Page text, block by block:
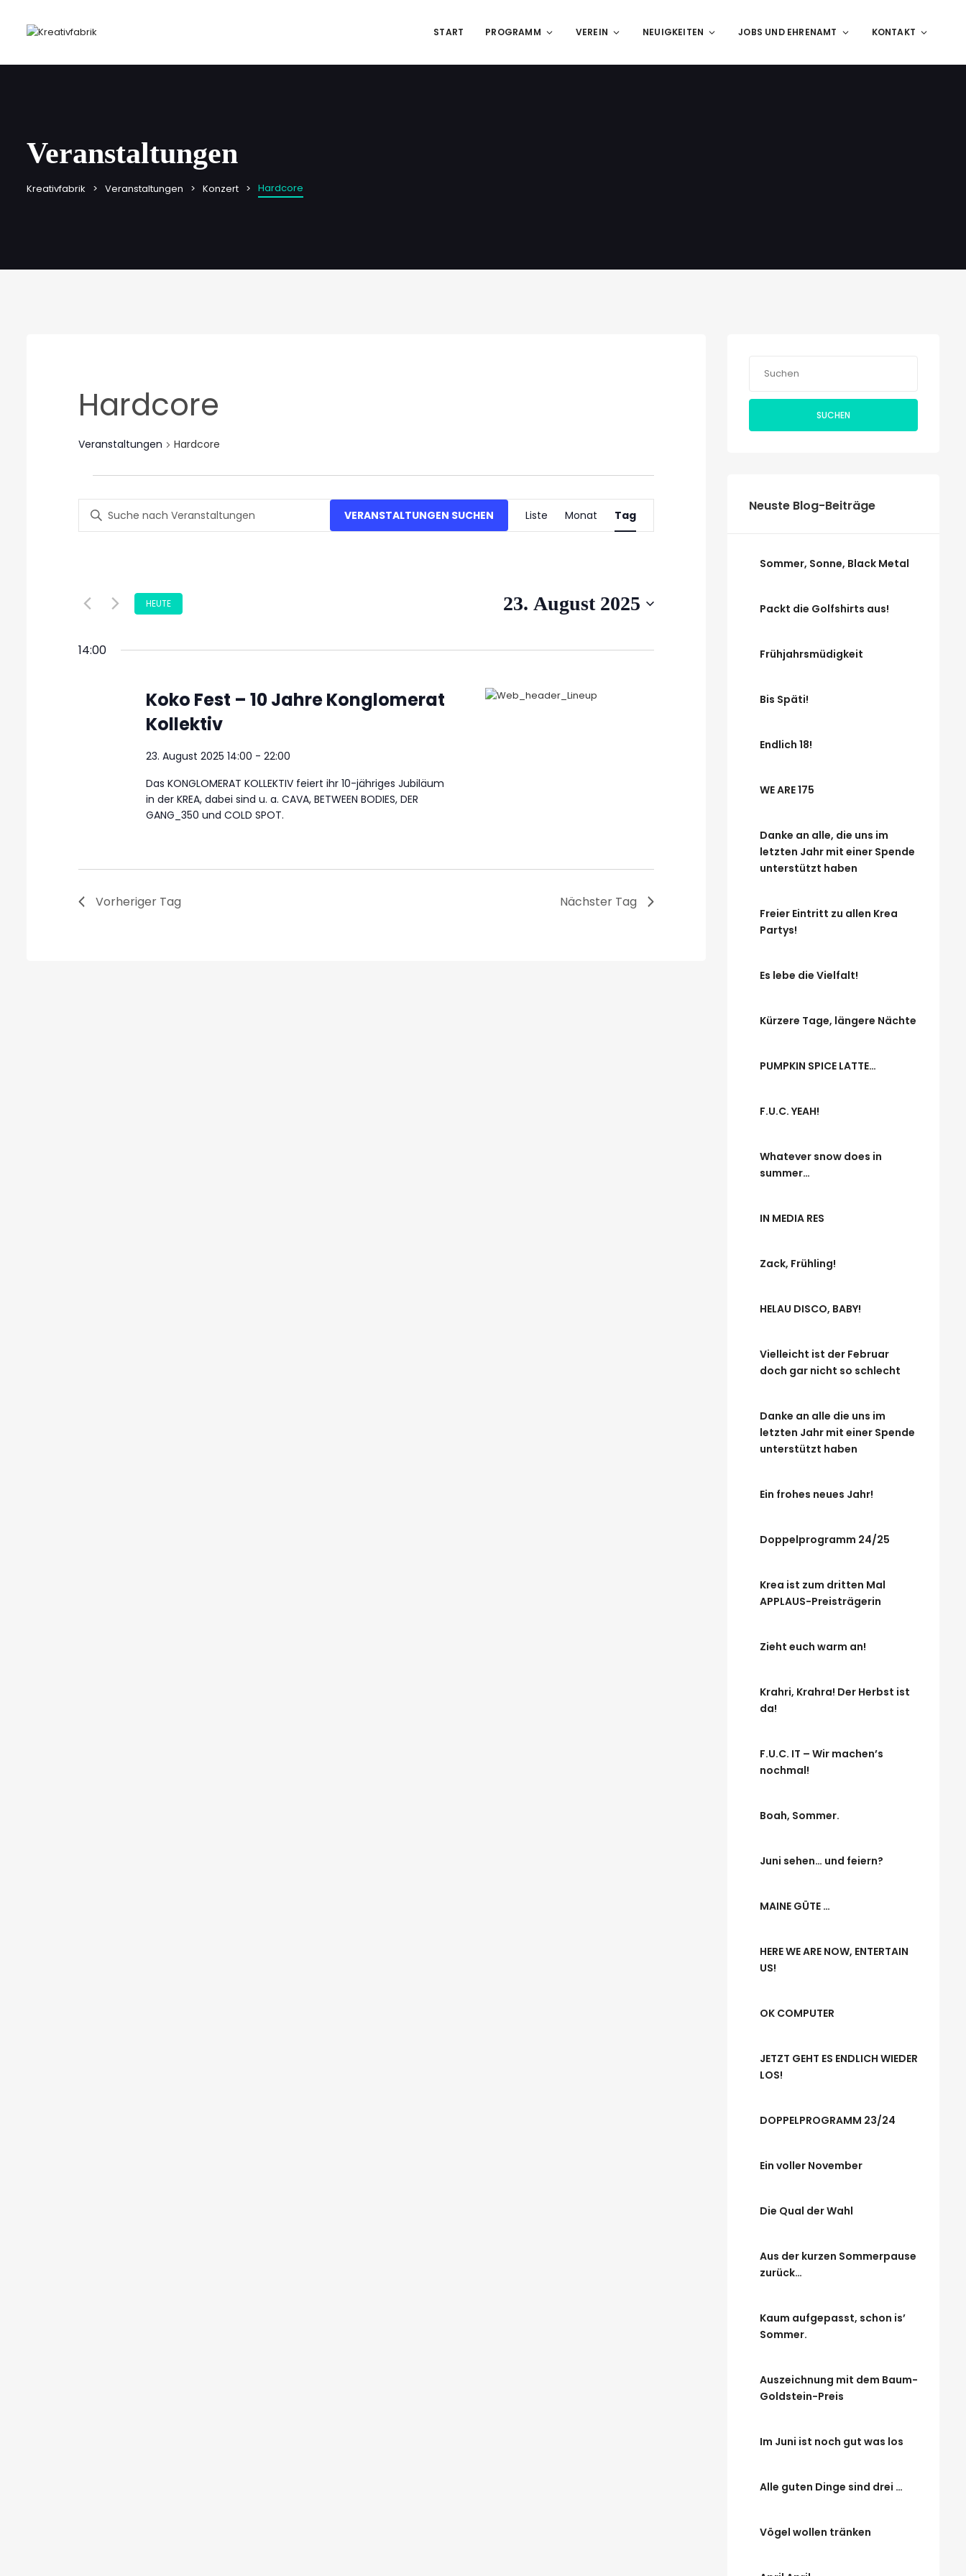
START PROGRAMM VEREIN NEUIGKEITEN JOBS UND EHRENAMT KONTAKT
Veranstaltungen
Kreativfabrik Veranstaltungen Konzert Hardcore
Hardcore
Veranstaltungen Hardcore
für
23.
Veranstaltungen
Suche
Ansichten,
Navigation
Bitte
Schlüsselwort
Veranstaltungen
Schlüsselwort.
VERANSTALTUNGEN SUCHEN Veranstaltung
Ansichten-
Liste Monat Tag
HEUTE 23. August 2025
14:00
Koko Fest – 10 Jahre Konglomerat
Kollektiv
23. August 2025 14:00 -22:00
Das KONGLOMERAT KOLLEKTIV feiert ihr 10-jähriges Jubiläum
in der KREA, dabei sind u. a. CAVA, BETWEEN BODIES, DER
GANG_350 und COLD SPOT.
Vorheriger Tag Nächster Tag
SUCHEN
Neuste Blog-Beiträge
Sommer, Sonne, Black Metal
Packt die Golfshirts aus!
Frühjahrsmüdigkeit
Bis Späti!
Endlich 18!
WE ARE 175
Danke an alle, die uns im
letzten Jahr mit einer Spende
unterstützt haben
Freier Eintritt zu allen Krea
Partys!
Es lebe die Vielfalt!
Kürzere Tage, längere Nächte
PUMPKIN SPICE LATTE…
F.U.C. YEAH!
Whatever snow does in
summer…
IN MEDIA RES
Zack, Frühling!
HELAU DISCO, BABY!
Vielleicht ist der Februar
doch gar nicht so schlecht
Danke an alle die uns im
letzten Jahr mit einer Spende
unterstützt haben
Ein frohes neues Jahr!
Doppelprogramm 24/25
Krea ist zum dritten Mal
APPLAUS-Preisträgerin
Zieht euch warm an!
Krahri, Krahra! Der Herbst ist
da!
F.U.C. IT – Wir machen’s
nochmal!
Boah, Sommer.
Juni sehen… und feiern?
MAINE GÜTE …
HERE WE ARE NOW, ENTERTAIN
US!
OK COMPUTER
JETZT GEHT ES ENDLICH WIEDER
LOS!
DOPPELPROGRAMM 23/24
Ein voller November
Die Qual der Wahl
Aus der kurzen Sommerpause
zurück…
Kaum aufgepasst, schon is’
Sommer.
Auszeichnung mit dem Baum-
Goldstein-Preis
Im Juni ist noch gut was los
Alle guten Dinge sind drei …
Vögel wollen tränken